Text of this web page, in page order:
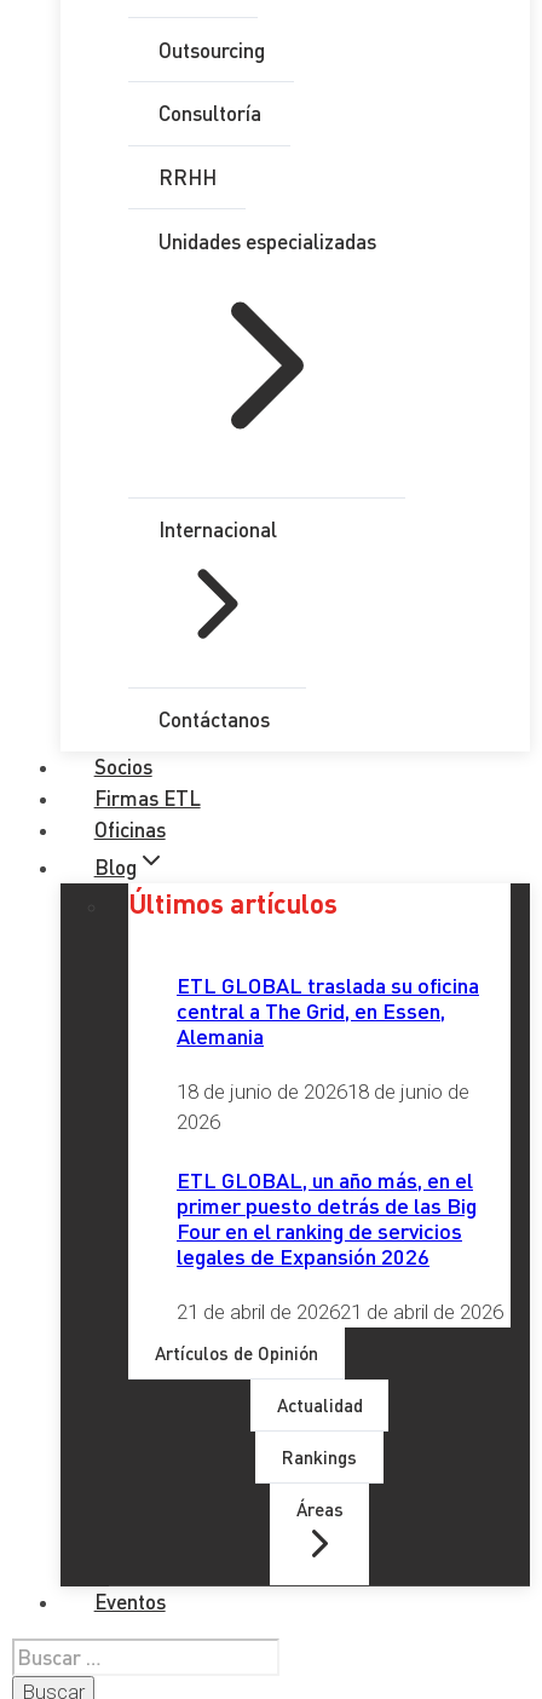
Outsourcing
Consultoría
RRHH
Unidades especializadas
Internacional
Contáctanos
Socios
Firmas ETL
Oficinas
Blog
Últimos artículos
ETL GLOBAL traslada su oficina
central a The Grid, en Essen,
Alemania
18 de junio de 202618 de junio de
2026
ETL GLOBAL, un año más, en el
primer puesto detrás de las Big
Four en el ranking de servicios
legales de Expansión 2026
21 de abril de 202621 de abril de 2026
Artículos de Opinión
Actualidad
Rankings
Áreas
Eventos
Buscar: